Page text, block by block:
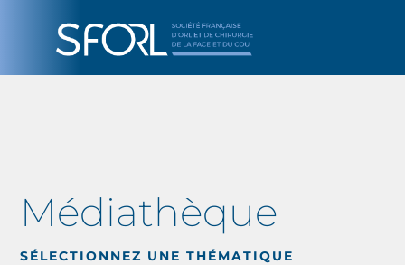
Médiathèque
SÉLECTIONNEZ UNE THÉMATIQUE